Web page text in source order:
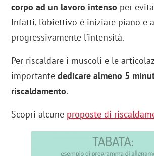
corpo ad un lavoro intenso per
Infatti, l’obiettivo è iniziare piano e
progressivamente l’intensità.
Per riscaldare i muscoli e le
importante dedicare almeno 5
riscaldamento.
Scopri alcune proposte di